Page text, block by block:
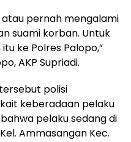
pernah mengalami
suami korban. Untuk
ke Polres Palopo,”
AKP Supriadi.
polisi
keberadaan pelaku
pelaku sedang di
Ammasangan Kec.